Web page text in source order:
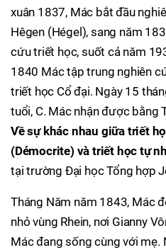
xuân 1837, Mác bắt đầu
Hêgen (Hégel), sang năm
cứu triết học, suốt cả năm
1840 Mác tập trung nghiên
triết học Cổ đại. Ngày 15
tuổi, C. Mác nhận được bằng
Về sự khác nhau giữa triết
(Démocrite) và triết học tự
tại trường Đại học Tổng hợp
Tháng Năm năm 1843, Mác
nhỏ vùng Rhein, nơi Gianny
Mác đang sống cùng với mẹ.